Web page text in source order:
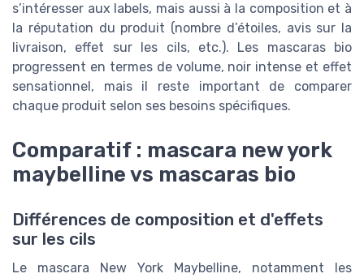
s’intéresser aux labels, mais aussi à la composition et à
la réputation du produit (nombre d’étoiles, avis sur la
livraison, effet sur les cils, etc.). Les mascaras bio
progressent en termes de volume, noir intense et effet
sensationnel, mais il reste important de comparer
chaque produit selon ses besoins spécifiques.
Comparatif : mascara new york
maybelline vs mascaras bio
Différences de composition et d'effets
sur les cils
Le mascara New York Maybelline, notamment les